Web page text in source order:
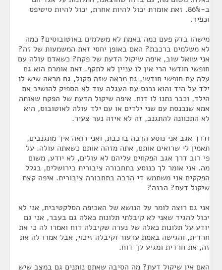
ב-86%. זאת אומרת יכול להיות אחרת, יכול להיות סיטיפס
וכפיר.
מישהו בדק פעם כמה באמת לא משלמים באוטובוסים? כמה
לא משלמים ברכבת? האם באופן יחסי זאת המשמעות של זה?
אני שואל שוב, איפה שיקול הדעת של פקח? כשאדם עולה עם
חופשי חודשי הרי אין לו עניין לא לתקף. זאת אומרת הוא גם
עלה עם חופשי חודשי, גם מראה שזה תקול, גם מראה שיש לו
ילד על היד והוא נכנס עם העגלה עוד לא הספיק להושיב את
הילד, וכבר נתנו לו דוח. איפה שיקול הדעת של הפקח שאותה
אמא שנכנסת עם שני ילדים או עם ילד עולה לאוטובוס, היא
לא התכוונה להתגנב, זה לא איזה נער צעיר.
ודרך אגב אני נוסע הרבה ברכבת, ואני רואה איך מתגנבים,
תאמין לי שרואים אותם, אתה מזהה אותם כשאתה עולה. על
פי רוב דרך אגב הפקחים עליהם לא עולים, לא יודע, משום
מה. אני אומר לך כנוסע בתחבורה ציבורית בירושלים, בגלל
הפקקים אני משתמש די הרבה בתחבורה ציבורית. איפה קצת
שיקול דעת? הבנה?
אני גם רוצה לומר על הנושא של האכיפה הסלקטיבית, אני לא
יכול להגיד שאני לא קיבלתי תלונות כאלה גם בעבר, אני גם
יודע על תלונות כאלה של נערה שקיבלה דוח ואמרו לה כי את
חרדית, והגישה באמת ערעור וקיבלה זיכוי, אבל אמרו לה את
זה, את חרדית ומגיע לך דוח.
האם אין שיקול דעת? מה הסיבה שאתם נותנים גם במצב שיש